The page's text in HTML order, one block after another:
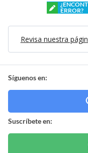
ERROR?
Revisa nuestra
Síguenos en:
Suscríbete en: